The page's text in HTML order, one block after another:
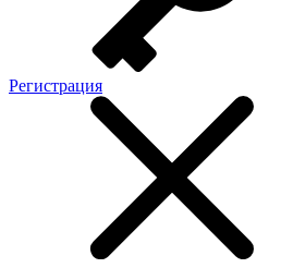
Регистрация